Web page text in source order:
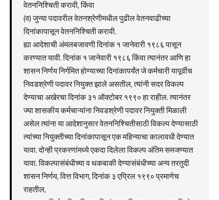
वेतननिश्चिती करावी, किंवा
(व) जुन्या पदावरील वेतनश्रेणीमधील पुढील वेतनवाढीच्या
दिनांकापासून वेतननिश्चिती करावी.
ह्या आदेशाची अंमलबजावणी दिनांक १ जानेवारी १९८६ पासून
करण्यात यावी. दिनांक १ जानेवारी १९८६ किंवा त्यानंतर आणि हा
शासन निर्णय निर्गमित होण्याच्या दिनांकापर्यंत जे कर्मचारी यापूर्वीच
निवडश्रेणी पदावर नियुक्त झाले असतील, त्यांनी सदर विकल्प
देण्याचा अखेरचा दिनांक ३१ ऑक्टोबर १९९० हा राहील. त्यानंतर
ज्या शासकीय कर्मचाऱ्यांना निवडश्रेणी पदावर नियुक्ती मिळाली
असेल त्यांना या आदेशानुसार वेतननिश्चितीसाठी विकल्प देण्यासाठी
त्यांच्या नियुक्तीच्या दिनांकापासून एक महिन्याचा कालावधी देण्यात
यावा. दोन्ही प्रकरणांमध्ये एकदा दिलेला विकल्प अंतिम समजण्यात
यावा. विकल्पासंबंधीच्या व थकबाकी देण्यासंबंधीच्या अन्य तरतुदी
शासन निर्णय, वित्त विभाग, दिनांक ३ एप्रिल १९९० प्रमाणेच
राहतील,